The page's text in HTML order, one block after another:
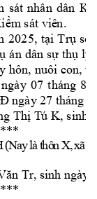
sát nhân dân
sát viên.
2025, tại Trụ sở
án dân sự thụ lý
hôn, nuôi con,
ngày 07 tháng 8
ngày 27 tháng 8
Thị Tú K, sinh n
(NaylàthônX, xã
Tr, sinh ngày